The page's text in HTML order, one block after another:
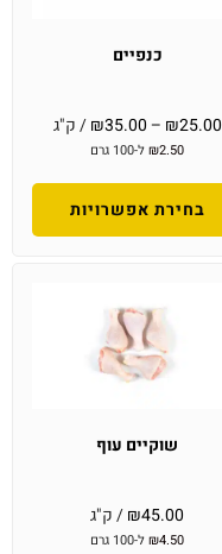
כנפיים
₪25.00
–
₪35.00 / ק"ג
₪2.50 ל-100 גרם
בחירת אפשרויות
שוקיים עוף
₪45.00 / ק"ג
₪4.50 ל-100 גרם